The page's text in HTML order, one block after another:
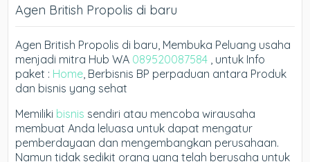
Agen British Propolis di baru
Agen British Propolis di baru, Membuka Peluang usaha
menjadi mitra Hub WA 089520087584 , untuk Info
paket : Home, Berbisnis BP perpaduan antara Produk
dan bisnis yang sehat
Memiliki bisnis sendiri atau mencoba wirausaha
membuat Anda leluasa untuk dapat mengatur
pemberdayaan dan mengembangkan perusahaan.
Namun tidak sedikit orang yang telah berusaha untuk